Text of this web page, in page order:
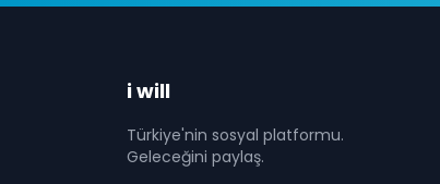
i will
Türkiye'nin sosyal platformu.
Geleceğini paylaş.